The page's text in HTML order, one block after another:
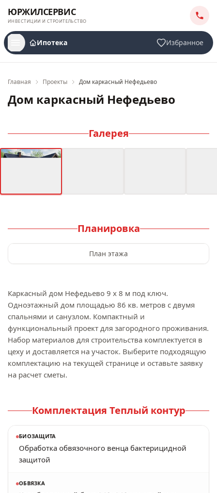
ЮРЖИЛСЕРВИС
ИНВЕСТИЦИИ И СТРОИТЕЛЬСТВО
Ипотека Избранное
Главная Проекты Дом каркасный Нефедьево
Дом каркасный Нефедьево
Галерея
Планировка
План этажа
Каркасный дом Нефедьево 9 x 8 м под ключ.
Одноэтажный дом площадью 86 кв. метров с двумя
спальнями и санузлом. Компактный и
функциональный проект для загородного проживания.
Набор материалов для строительства комплектуется в
цеху и доставляется на участок. Выберите подходящую
комплектацию на текущей странице и оставьте заявку
на расчет сметы.
Комплектация Теплый контур
БИОЗАЩИТА
Обработка обвязочного венца бактерицидной
защитой
ОБВЯЗКА